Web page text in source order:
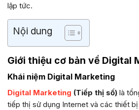
lập tức.
Nội dung
Giới thiệu cơ bản về Digital
Khái niệm Digital Marketing
Digital Marketing (Tiếp thị số) là
tiếp thị sử dụng Internet và các thiết